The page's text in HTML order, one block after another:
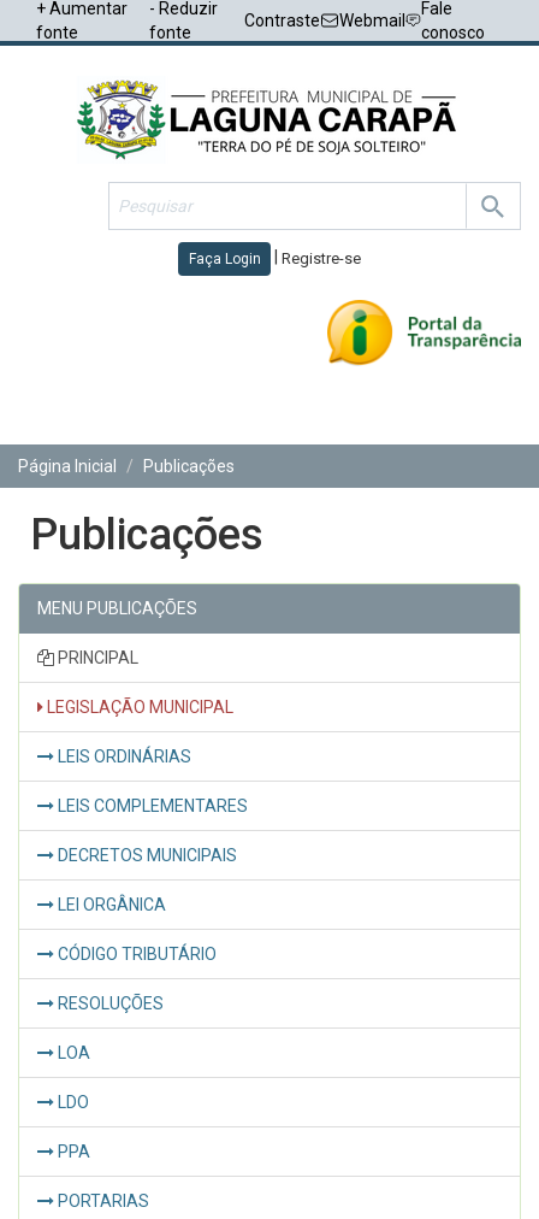
+ Aumentar
fonte
- Reduzir
fonte
Contraste Webmail
Fale
conosco
Faça Login Registre-se
Página Inicial
Publicações
Publicações
MENU PUBLICAÇÕES
PRINCIPAL
LEGISLAÇÃO MUNICIPAL
LEIS ORDINÁRIAS
LEIS COMPLEMENTARES
DECRETOS MUNICIPAIS
LEI ORGÂNICA
CÓDIGO TRIBUTÁRIO
RESOLUÇÕES
LOA
LDO
PPA
PORTARIAS